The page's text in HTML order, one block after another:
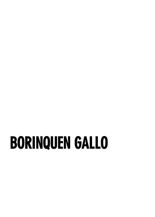
BORINQUEN GALLO